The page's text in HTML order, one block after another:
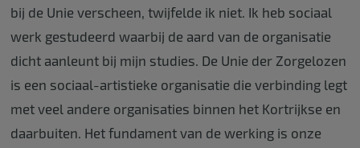
bij de Unie verscheen, twijfelde ik niet. Ik heb sociaal
werk gestudeerd waarbij de aard van de organisatie
dicht aanleunt bij mijn studies. De Unie der Zorgelozen
is een sociaal-artistieke organisatie die verbinding legt
met veel andere organisaties binnen het Kortrijkse en
daarbuiten. Het fundament van de werking is onze